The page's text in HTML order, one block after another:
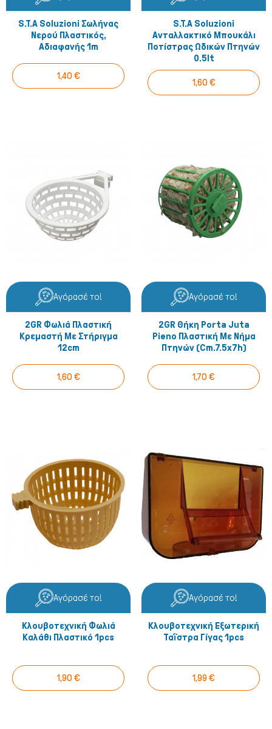
S.T.A Soluzioni Σωλήνας
Νερού Πλαστικός,
Αδιαφανής 1m
1,40 €
S.T.A Soluzioni
Ανταλλακτικό Μπουκάλι
Ποτίστρας Ωδικών Πτηνών
0.5lt
1,60 €
Αγόρασέ το!
2GR Φωλιά Πλαστική
Κρεμαστή Με Στήριγμα
12cm
1,60 €
Αγόρασέ το!
2GR Θήκη Porta Juta
Pieno Πλαστική Με Νήμα
Πτηνών (cm.7.5x7h)
1,70 €
Αγόρασέ το!
Κλουβοτεχνική Φωλιά
Καλάθι Πλαστικό 1pcs
1,90 €
Αγόρασέ το!
Κλουβοτεχνική Εξωτερική
Ταΐστρα Γίγας 1pcs
1,99 €